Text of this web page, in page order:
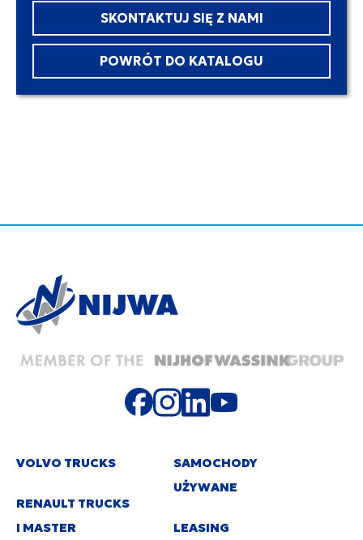
SKONTAKTUJ SIĘ Z NAMI
POWRÓT DO KATALOGU
VOLVO TRUCKS
RENAULT TRUCKS
I MASTER
SAMOCHODY
UŻYWANE
LEASING